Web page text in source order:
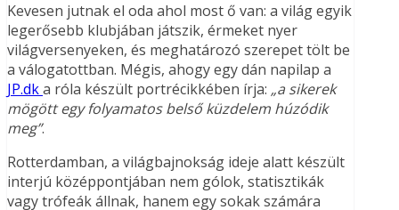
Kevesen jutnak el oda ahol most ő van: a világ egyik
legerősebb klubjában játszik, érmeket nyer
világversenyeken, és meghatározó szerepet tölt be
a válogatottban. Mégis, ahogy egy dán napilap a
JP.dka róla készült portrécikkében írja: „a sikerek
mögött egy folyamatos belső küzdelem húzódik
meg”.
Rotterdamban, a világbajnokság ideje alatt készült
interjú középpontjában nem gólok, statisztikák
vagy trófeák állnak, hanem egy sokak számára